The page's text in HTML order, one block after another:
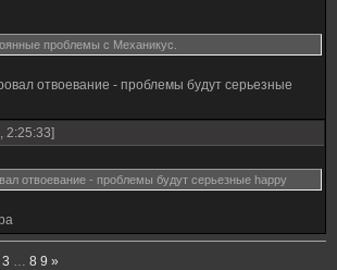
проблемы с Механикус.
отвоевание - проблемы будут серьезные
2:25:33]
отвоевание - проблемы будут серьезные happy
3 … 8 9 »